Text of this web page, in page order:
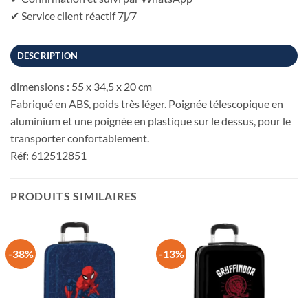
✔ Service client réactif 7j/7
DESCRIPTION
dimensions : 55 x 34,5 x 20 cm
Fabriqué en ABS, poids très léger. Poignée télescopique en
aluminium et une poignée en plastique sur le dessus, pour le
transporter confortablement.
Réf: 612512851
PRODUITS SIMILAIRES
-38% -13%